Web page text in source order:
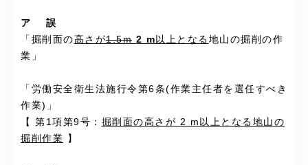
ア 誤
「掘削面の高さが1.5m 2 m 以上となる 地山の掘削の作
業」
「労働安全衛生法施行令第6条(作業主任者を選任すべき
作業)」
【 第1項第9号： 掘削面の高さが 2 m以上となる地山の
掘削作業 】